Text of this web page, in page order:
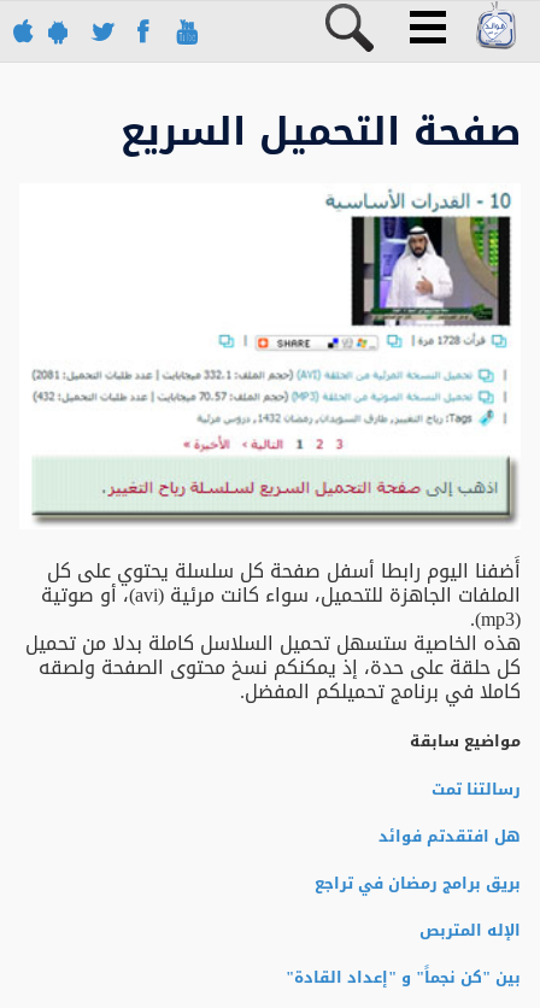
صفحة التحميل السريع
أَضفنا اليوم رابطا أسفل صفحة كل سلسلة يحتوي على كل
الملفات الجاهزة للتحميل، سواء كانت مرئية (avi)، أو صوتية
(mp3).
هذه الخاصية ستسهل تحميل السلاسل كاملة بدلا من تحميل
كل حلقة على حدة، إذ يمكنكم نسخ محتوى الصفحة ولصقه
كاملا في برنامج تحميلكم المفضل.
مواضيع سابقة
رسالتنا تمت
هل افتقدتم فوائد
بريق برامج رمضان في تراجع
الإله المتربص
بين "كن نجماً" و "إعداد القادة"